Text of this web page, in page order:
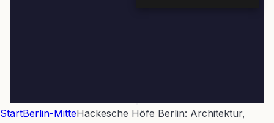
StartBerlin-MitteHackesche Höfe Berlin: Architektur,